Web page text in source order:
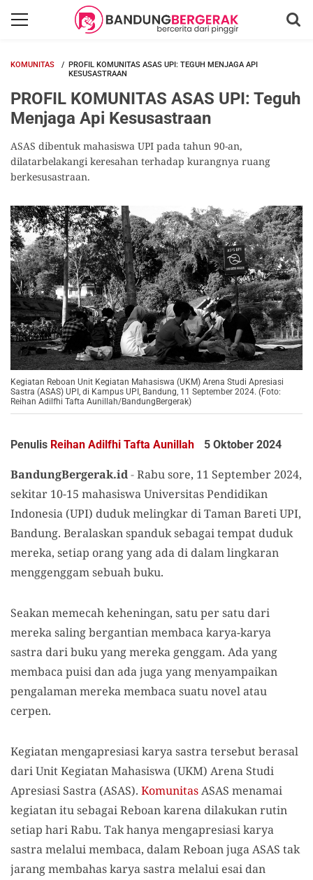
KOMUNITAS
PROFIL KOMUNITAS ASAS UPI: TEGUH MENJAGA API
KESUSASTRAAN
PROFIL KOMUNITAS ASAS UPI: Teguh
Menjaga Api Kesusastraan
ASAS dibentuk mahasiswa UPI pada tahun 90-an,
dilatarbelakangi keresahan terhadap kurangnya ruang
berkesusastraan.
Kegiatan Reboan Unit Kegiatan Mahasiswa (UKM) Arena Studi Apresiasi
Sastra (ASAS) UPI, di Kampus UPI, Bandung, 11 September 2024. (Foto:
Reihan Adilfhi Tafta Aunillah/BandungBergerak)
Penulis Reihan Adilfhi Tafta Aunillah 5 Oktober 2024
BandungBergerak.id-Rabu sore, 11 September 2024,
sekitar 10-15 mahasiswa Universitas Pendidikan
Indonesia (UPI) duduk melingkar di Taman Bareti UPI,
Bandung. Beralaskan spanduk sebagai tempat duduk
mereka, setiap orang yang ada di dalam lingkaran
menggenggam sebuah buku.
Seakan memecah keheningan, satu per satu dari
mereka saling bergantian membaca karya-karya
sastra dari buku yang mereka genggam. Ada yang
membaca puisi dan ada juga yang menyampaikan
pengalaman mereka membaca suatu novel atau
cerpen.
Kegiatan mengapresiasi karya sastra tersebut berasal
dari Unit Kegiatan Mahasiswa (UKM) Arena Studi
Apresiasi Sastra (ASAS). KomunitasASAS menamai
kegiatan itu sebagai Reboan karena dilakukan rutin
setiap hari Rabu. Tak hanya mengapresiasi karya
sastra melalui membaca, dalam Reboan juga ASAS tak
jarang membahas karya sastra melalui esai dan